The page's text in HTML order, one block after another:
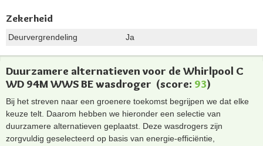
Zekerheid
Deurvergrendeling Ja
Duurzamere alternatieven voor de Whirlpool C
WD 94M WWS BE wasdroger (score: 93)
Bij het streven naar een groenere toekomst begrijpen we dat elke
keuze telt. Daarom hebben we hieronder een selectie van
duurzamere alternatieven geplaatst. Deze wasdrogers zijn
zorgvuldig geselecteerd op basis van energie-efficiëntie,